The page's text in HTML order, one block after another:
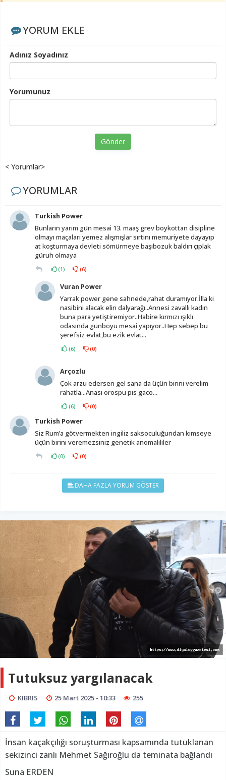
YORUM EKLE
Adınız Soyadınız
Yorumunuz
Gönder
< Yorumlar>
YORUMLAR
Turkish Power
Bunların yarım gün mesai 13. maaş grev boykottan disipline
olmayı maçaları yemez alışmışlar sırtını memuriyete dayayıp
at koşturmaya devleti sömürmeye başıbozuk baldırı çıplak
güruh olmaya
(1) (6)
Vuran Power
Yarrak power gene sahnede,rahat duramıyor.İlla ki
nasibini alacak elin dalyarağı..Annesi zavallı kadın
buna para yetiştiremiyor..Habire kırmızı ışıklı
odasında günböyu mesai yapıyor..Hep sebep bu
şerefsiz evlat,bu ezik evlat...
(6) (0)
Arçozlu
Çok arzu edersen gel sana da üçün birini verelim
rahatla...Anası orospu pis gaco...
(6) (0)
Turkish Power
Siz Rum’a götvermekten ingiliz saksoculuğundan kimseye
üçün birini veremezsiniz genetik anomalililer
(0) (0)
DAHA FAZLA YORUM GÖSTER
Tutuksuz yargılanacak
KIBRIS 25 Mart 2025 - 10:33 255
İnsan kaçakçılığı soruşturması kapsamında tutuklanan
sekizinci zanlı Mehmet Sağıroğlu da teminata bağlandı
Suna ERDEN